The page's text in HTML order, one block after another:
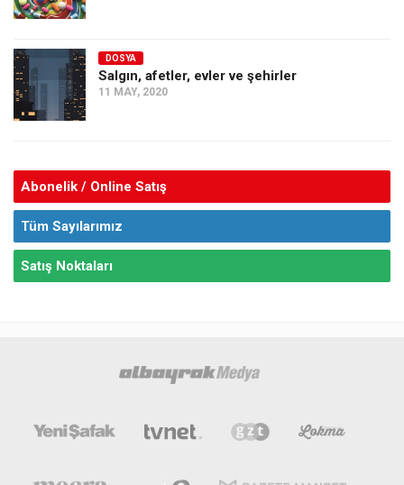
DOSYA
Salgın, afetler, evler ve şehirler
11 MAY, 2020
Abonelik / Online Satış
Tüm Sayılarımız
Satış Noktaları